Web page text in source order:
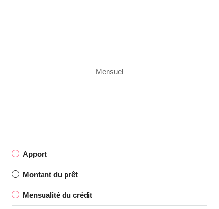
Mensuel
Apport
Montant du prêt
Mensualité du crédit